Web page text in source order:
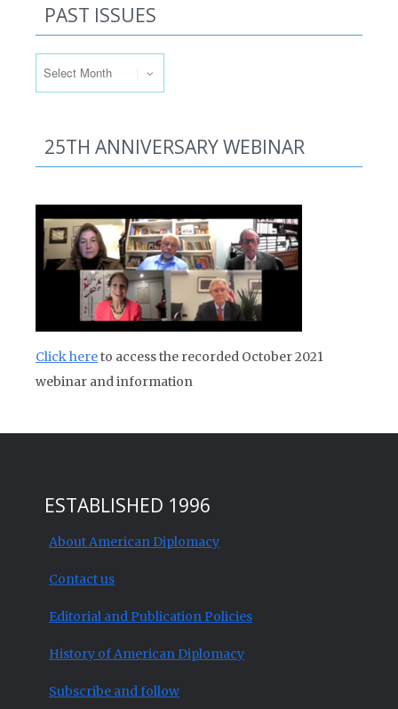
PAST ISSUES
25TH ANNIVERSARY WEBINAR
Click hereto access the recorded October 2021
webinar and information
ESTABLISHED 1996
About American Diplomacy
Contact us
Editorial and Publication Policies
History of American Diplomacy
Subscribe and follow